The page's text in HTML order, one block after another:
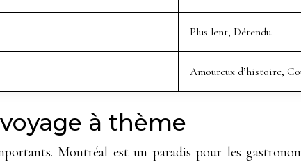
Plus lent, Détendu
Amoureux d’histoire,
à thème
Montréal est un paradis pour les